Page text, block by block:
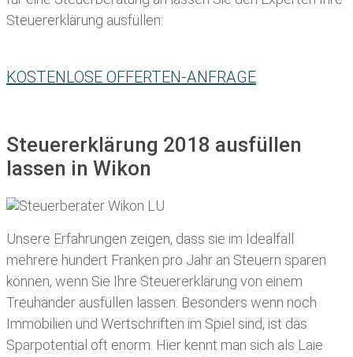
Steuererklärung ausfüllen:
KOSTENLOSE OFFERTEN-ANFRAGE
Steuererklärung 2018 ausfüllen
lassen in Wikon
Unsere Erfahrungen zeigen, dass sie im Idealfall
mehrere hundert Franken pro Jahr an Steuern sparen
können, wenn Sie Ihre Steuererklärung von einem
Treuhänder ausfüllen lassen . Besonders wenn noch
Immobilien und Wertschriften im Spiel sind, ist das
Sparpotential oft enorm. Hier kennt man sich als Laie